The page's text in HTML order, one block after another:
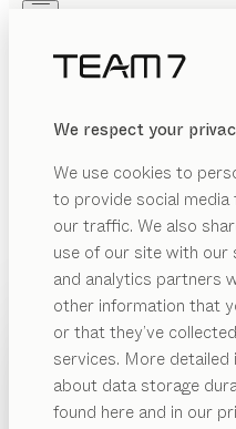
We respect your
We use cookies to
to provide social
our traffic. We also
use of our site with our
and analytics partners
other information that
or that they’ve
services. More
about data storage
found here and in our
PRODUITS
INSPIRATION
REVENDEUR
Catégories
suggérées
PRODUITS
INSPIRATION
QUI
CAISSON
Kai Stania
Sobre, élégant et
notre caisson pisa en
rangement
télétravail.
TROUVER UN
ESSENCES DE